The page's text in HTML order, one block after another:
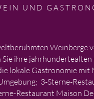
UND
Weinberge
Sie ihre
lokale Gastronomie mit
3-Sterne-
Restaurant Maison